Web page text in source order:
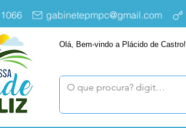
gabinetepmpc@gmail.com
Olá, Bem-vindo a Plácido de Castro!